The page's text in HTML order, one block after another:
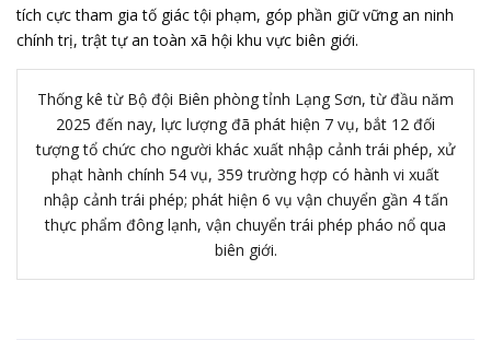
tích cực tham gia tố giác tội phạm, góp phần giữ vững an ninh
chính trị, trật tự an toàn xã hội khu vực biên giới.
Thống kê từ Bộ đội Biên phòng tỉnh Lạng Sơn, từ đầu năm
2025 đến nay, lực lượng đã phát hiện 7 vụ, bắt 12 đối
tượng tổ chức cho người khác xuất nhập cảnh trái phép, xử
phạt hành chính 54 vụ, 359 trường hợp có hành vi xuất
nhập cảnh trái phép; phát hiện 6 vụ vận chuyển gần 4 tấn
thực phẩm đông lạnh, vận chuyển trái phép pháo nổ qua
biên giới.